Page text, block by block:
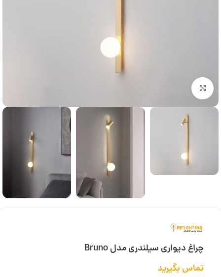
بزرگنمایی تصویر
چراغ دیواری سیلندری مدل Bruno
تماس بگیرید